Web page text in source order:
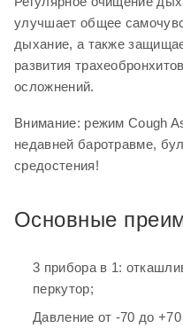
Давление от -70 до
Ручное и
Экстрапульмональная
Интрапульмональная
Экран 7” в корпусе
Частота
Совместимость с
9-ступенчатая
Sync;
Сохранение данных на
улучшает общее
дыхание, а также
развития
осложнений.
Внимание: режим Cough
недавней баротравме,
средостения!
Основные
3 прибора в 1:
перкутор;
Давление от -70 до